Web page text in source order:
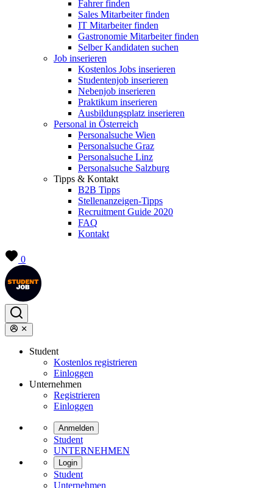
Fahrer finden
Sales Mitarbeiter finden
IT Mitarbeiter finden
Gastronomie Mitarbeiter finden
Selber Kandidaten suchen
Job inserieren
Kostenlos Jobs inserieren
Studentenjob inserieren
Nebenjob inserieren
Praktikum inserieren
Ausbildungsplatz inserieren
Personal in Österreich
Personalsuche Wien
Personalsuche Graz
Personalsuche Linz
Personalsuche Salzburg
Tipps & Kontakt
B2B Tipps
Stellenanzeigen-Tipps
Recruitment Guide 2020
FAQ
Kontakt
0
Student
Kostenlos registrieren
Einloggen
Unternehmen
Registrieren
Einloggen
Anmelden
Student
UNTERNEHMEN
Login
Student
Unternehmen